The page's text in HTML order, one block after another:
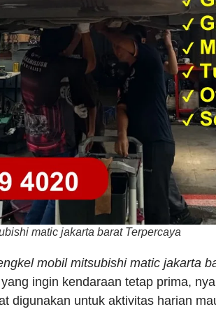
matic jakarta barat Terpercaya
mobil mitsubishi matic jakarta
ingin kendaraan tetap prima,
digunakan untuk aktivitas harian